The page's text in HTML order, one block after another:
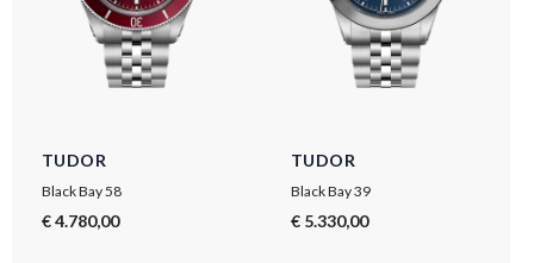
TUDOR
Black Bay 58
€ 4.780,00
TUDOR
Black Bay 39
€ 5.330,00